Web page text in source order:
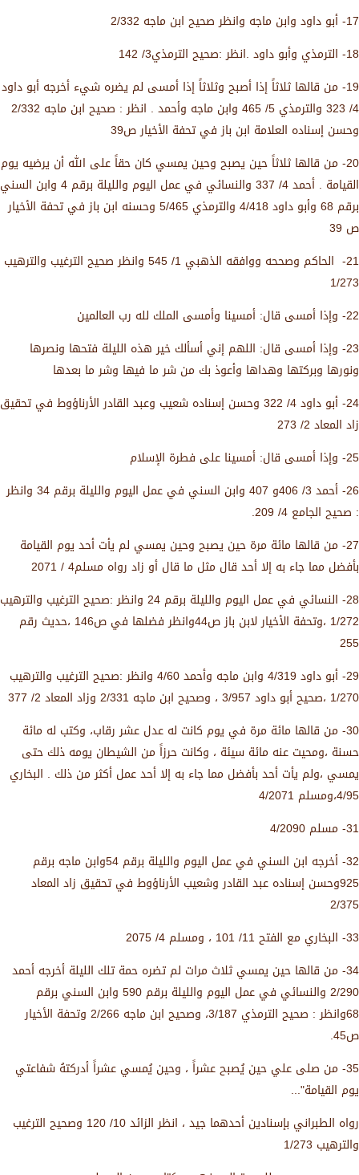
17- أبو داود وابن ماجه وانظر صحيح ابن ماجه 2/332
18- الترمذي وأبو داود .انظر :صحيح الترمذي3/ 142
19- من قالها ثلاثاً إذا أصبح وثلاثاً إذا أمسى لم يضره شيء أخرجه أبو داود
4/ 323 والترمذي 5/ 465 وابن ماجه وأحمد . انظر : صحيح ابن ماجه 2/332
وحسن إسناده العلامة ابن باز في تحفة الأخيار ص39
20- من قالها ثلاثاً حين يصبح وحين يمسي كان حقاً على الله أن يرضيه يوم
القيامة . أحمد 4/ 337 والنسائي في عمل اليوم والليلة برقم 4 وابن السني
برقم 68 وأبو داود 4/418 والترمذي 5/465 وحسنه ابن باز في تحفة الأخيار
ص 39
21- الحاكم وصححه ووافقه الذهبي 1/ 545 وانظر صحيح الترغيب والترهيب
1/273
22- وإذا أمسى قال: أمسينا وأمسى الملك لله رب العالمين
23- وإذا أمسى قال: اللهم إني أسألك خير هذه الليلة فتحها ونصرها
ونورها وبركتها وهداها وأعوذ بك من شر ما فيها وشر ما بعدها
24- أبو داود 4/ 322 وحسن إسناده شعيب وعبد القادر الأرناؤوط في تحقيق
زاد المعاد 2/ 273
25- وإذا أمسى قال: أمسينا على فطرة الإسلام
26- أحمد 3/ 406و 407 وابن السني في عمل اليوم والليلة برقم 34 وانظر
: صحيح الجامع 4/ 209.
27- من قالها مائة مرة حين يصبح وحين يمسي لم يأت أحد يوم القيامة
بأفضل مما جاء به إلا أحد قال مثل ما قال أو زاد رواه مسلم4 / 2071
28- النسائي في عمل اليوم والليلة برقم 24 وانظر :صحيح الترغيب والترهيب
1/272 ،وتحفة الأخيار لابن باز ص44وانظر فضلها في ص146 ،حديث رقم
255
29- أبو داود 4/319 وابن ماجه وأحمد 4/60 وانظر :صحيح الترغيب والترهيب
1/270 ،صحيح أبو داود 3/957 ، وصحيح ابن ماجه 2/331 وزاد المعاد 2/ 377
30- من قالها مائة مرة في يوم كانت له عدل عشر رقاب، وكتب له مائة
حسنة ،ومحيت عنه مائة سيئة ، وكانت حرزاً من الشيطان يومه ذلك حتى
يمسي ،ولم يأت أحد بأفضل مما جاء به إلا أحد عمل أكثر من ذلك . البخاري
4/95،ومسلم 4/2071
31- مسلم 4/2090
32- أخرجه ابن السني في عمل اليوم والليلة برقم 54وابن ماجه برقم
925وحسن إسناده عبد القادر وشعيب الأرناؤوط في تحقيق زاد المعاد
2/375
33- البخاري مع الفتح 11/ 101 ، ومسلم 4/ 2075
34- من قالها حين يمسي ثلاث مرات لم تضره حمة تلك الليلة أخرجه أحمد
2/290 والنسائي في عمل اليوم والليلة برقم 590 وابن السني برقم
68وانظر : صحيح الترمذي 3/187، وصحيح ابن ماجه 2/266 وتحفة الأخيار
ص45.
35- من صلى علي حين يُصبح عشراً ، وحين يُمسي عشراً أدركتهُ شفاعتي
يوم القيامة"...
رواه الطبراني بإسنادين أحدهما جيد ، انظر الزائد 10/ 120 وصحيح الترغيب
والترهيب 1/273